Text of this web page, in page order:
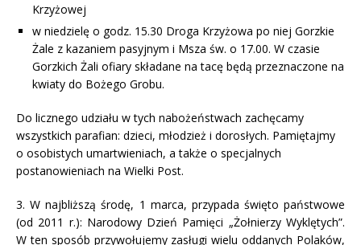
Krzyżowej
w niedzielę o godz. 15.30 Droga Krzyżowa po niej Gorzkie
Żale z kazaniem pasyjnym i Msza św. o 17.00. W czasie
Gorzkich Żali ofiary składane na tacę będą przeznaczone na
kwiaty do Bożego Grobu.
Do licznego udziału w tych nabożeństwach zachęcamy
wszystkich parafian: dzieci, młodzież i dorosłych. Pamiętajmy
o osobistych umartwieniach, a także o specjalnych
postanowieniach na Wielki Post.
3. W najbliższą środę, 1 marca, przypada święto państwowe
(od 2011 r.): Narodowy Dzień Pamięci „Żołnierzy Wyklętych”.
W ten sposób przywołujemy zasługi wielu oddanych Polaków,